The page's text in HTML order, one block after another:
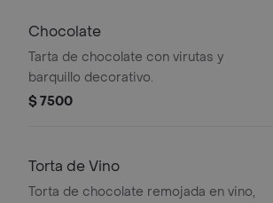
Chocolate
Tarta de chocolate con virutas y
barquillo decorativo.
$ 7500
Torta de Vino
Torta de chocolate remojada en vino,